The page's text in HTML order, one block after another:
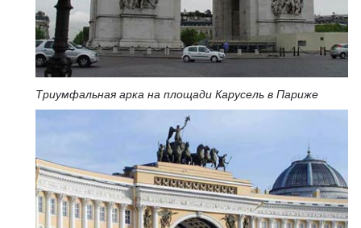
Триумфальная арка на площади Карусель в Париже